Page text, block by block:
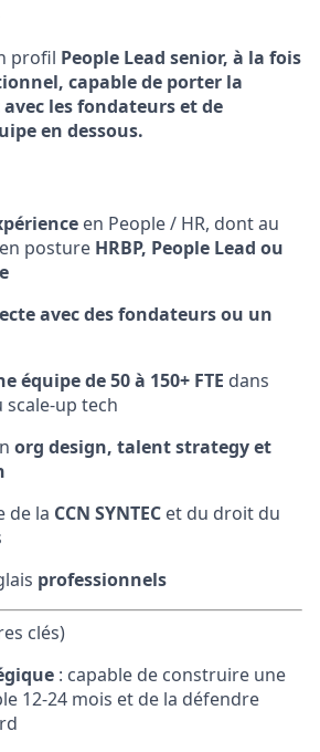
profil People Lead senior, à la fois
capable de porter la
les fondateurs et de
en dessous.
en People / HR, dont au
posture HRBP, People Lead ou
avec des fondateurs ou un
équipe de 50 à 150+ FTE dans
up tech
org design, talent strategy et
de la CCN SYNTEC et du droit du
professionnels
clés)
: capable de construire une
12-24 mois et de la défendre